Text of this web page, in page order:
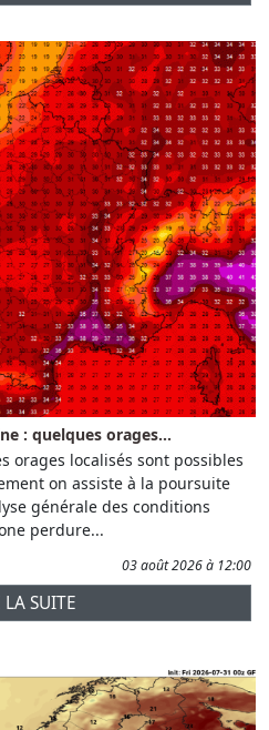
: quelques orages...
orages localisés sont possibles
on assiste à la poursuite
générale des conditions
perdure...
03 août 2026 à 12:00
LA SUITE